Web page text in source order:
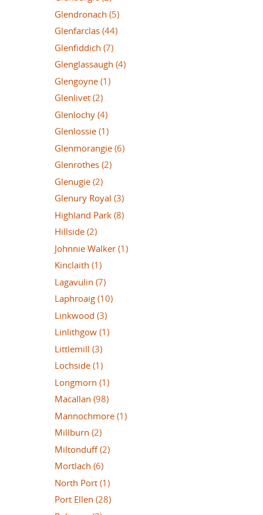
Glendronach (5)
Glenfarclas (44)
Glenfiddich (7)
Glenglassaugh (4)
Glengoyne (1)
Glenlivet (2)
Glenlochy (4)
Glenlossie (1)
Glenmorangie (6)
Glenrothes (2)
Glenugie (2)
Glenury Royal (3)
Highland Park (8)
Hillside (2)
Johnnie Walker (1)
Kinclaith (1)
Lagavulin (7)
Laphroaig (10)
Linkwood (3)
Linlithgow (1)
Littlemill (3)
Lochside (1)
Longmorn (1)
Macallan (98)
Mannochmore (1)
Millburn (2)
Miltonduff (2)
Mortlach (6)
North Port (1)
Port Ellen (28)